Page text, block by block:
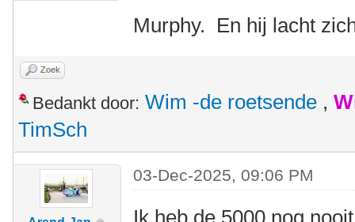
Murphy. En hij lacht
Zoek
Bedankt door: Wim -de roetsende ,
TimSch
03-Dec-2025, 09:06 PM
Ik heb de 5000 nog